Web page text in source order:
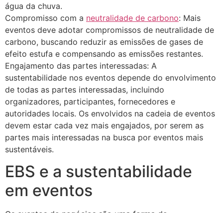
água da chuva.
Compromisso com a neutralidade de carbono: Mais
eventos deve adotar compromissos de neutralidade de
carbono, buscando reduzir as emissões de gases de
efeito estufa e compensando as emissões restantes.
Engajamento das partes interessadas: A
sustentabilidade nos eventos depende do envolvimento
de todas as partes interessadas, incluindo
organizadores, participantes, fornecedores e
autoridades locais. Os envolvidos na cadeia de eventos
devem estar cada vez mais engajados, por serem as
partes mais interessadas na busca por eventos mais
sustentáveis.
EBS e a sustentabilidade
em eventos